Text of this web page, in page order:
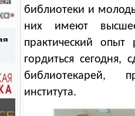
библиотеки и
них имеют
практический
гордиться сегодня,
библиотекарей,
института.